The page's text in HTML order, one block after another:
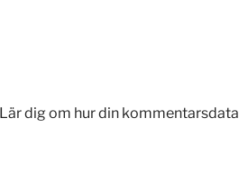
Lär dig om hur din kommentarsdata